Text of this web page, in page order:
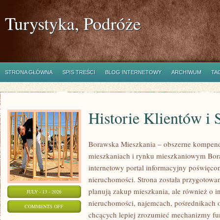
Turystyka, Podróże
STRONA GŁÓWNA SPIS TREŚCI BLOG INTERNETOWY ARCHIWUM
JULY - 13 - 2026
COMMENTS OFFON
Historie Klientów i
Borawska Mieszkania – obszerne
mieszkaniach i rynku mieszkaniowym
internetowy portal informacyjny
nieruchomości. Strona została
planują zakup mieszkania, ale również o
nieruchomości, najemcach,
chcących lepiej zrozumieć mechanizmy